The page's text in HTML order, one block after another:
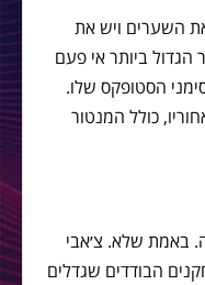
השערים ויש את
ביותר אי פעם
הסטופקס שלו.
כולל המנטור
באמת שלא. צ׳אבי
הבודדים שגדלים